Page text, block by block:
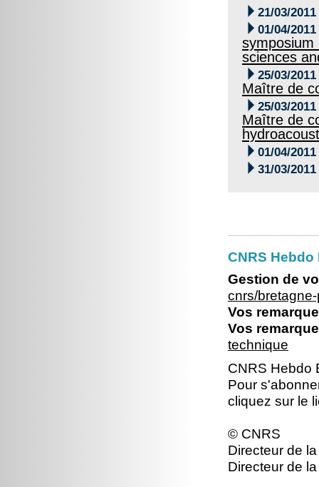
 21/03/2011
 01/04/2011
sciences
 25/03/2011
Maître de
 25/03/2011
Maître de
 01/04/2011
 31/03/2011
CNRS
Gestion de
cnrs/
Vos
Vos
technique
CNRS Hebdo
Pour
cliquez sur le
© CNRS
Directeur de
Directeur de